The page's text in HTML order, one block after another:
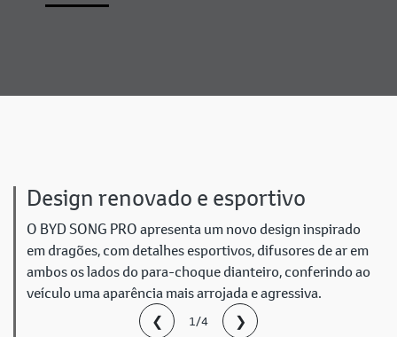
Design renovado e esportivo
O BYD SONG PRO apresenta um novo design inspirado
em dragões, com detalhes esportivos, difusores de ar em
ambos os lados do para-choque dianteiro, conferindo ao
veículo uma aparência mais arrojada e agressiva.
❮
1/4 ❯